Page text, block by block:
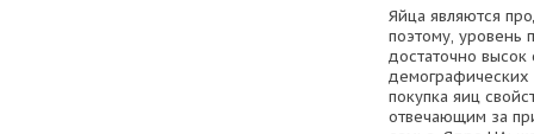
Яйца являются
поэтому, уровень
достаточно
демографических
покупка яиц
отвечающим за